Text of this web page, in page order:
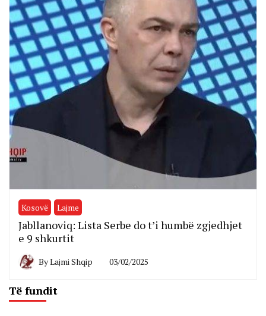
Kosovë Lajme
Jabllanoviq: Lista Serbe do t’i humbë zgjedhjet
e 9 shkurtit
ByLajmi Shqip 03/02/2025
Të fundit